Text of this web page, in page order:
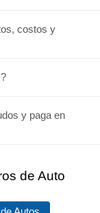
costos y
y paga en
de Auto